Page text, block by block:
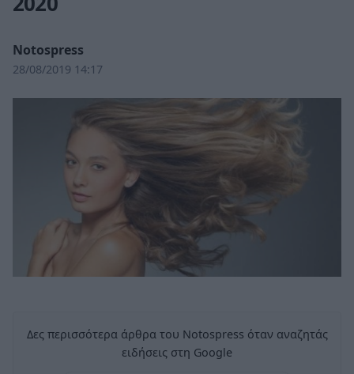
Notospress
28/08/2019 14:17
Δες περισσότερα άρθρα του Notospress όταν αναζητάς
ειδήσεις στη Google